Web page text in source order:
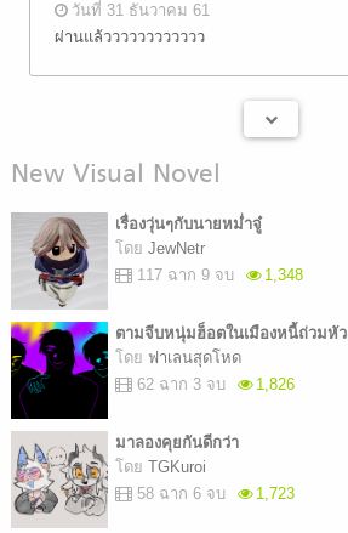
วันที่ 31 ธันวาคม 61
ผ่านแล้วววววววววววว
New Visual Novel
เรื่องวุ่นๆกับนายหม่ำจู๋
โดย JewNetr
117 ฉาก 9 จบ
1,348
ตามจีบหนุ่มฮ็อตในเมืองหนี้ถ่วมหัว
โดย ฟาเลนสุดโหด
62 ฉาก 3 จบ
1,826
มาลองคุยกันดีกว่า
โดย TGKuroi
58 ฉาก 6 จบ
1,723